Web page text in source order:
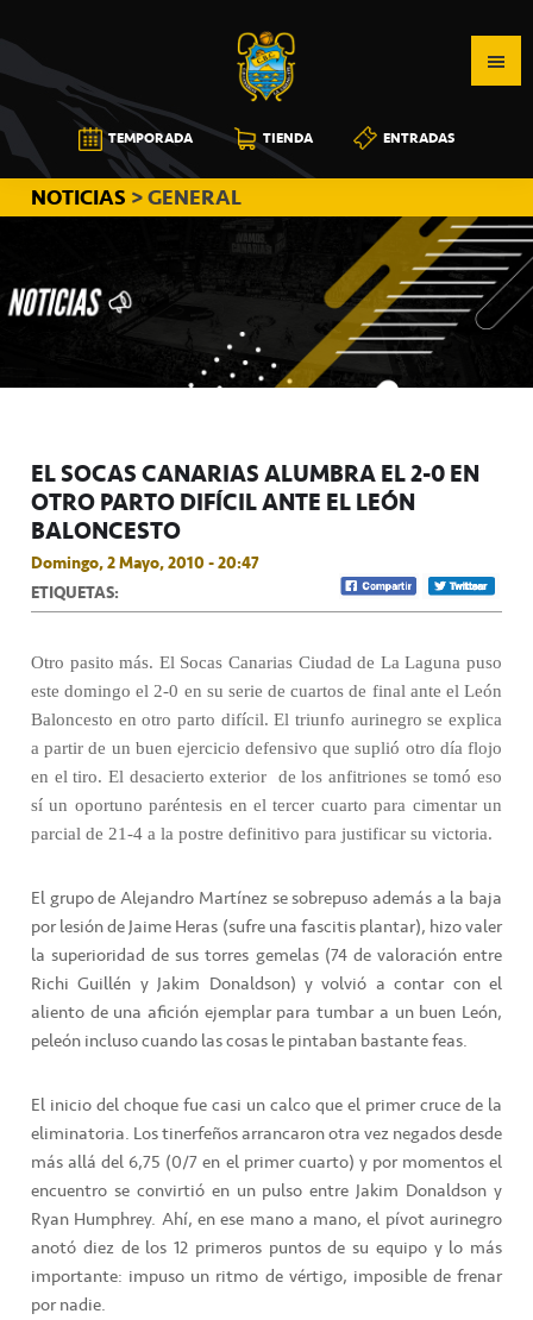
a
la
navegación
principal
al
contenido
principal
a
la
barra
lateral
principal
CB
CANARIAS
TEMPORADA TIENDA ENTRADAS
NOTICIAS > GENERAL
EL SOCAS CANARIAS ALUMBRA EL 2-0 EN
OTRO PARTO DIFÍCIL ANTE EL LEÓN
BALONCESTO
Domingo, 2 Mayo, 2010 - 20:47
ETIQUETAS:
Otro pasito más. El Socas Canarias Ciudad de La Laguna puso
este domingo el 2-0 en su serie de cuartos de final ante el León
Baloncesto en otro parto difícil. El triunfo aurinegro se explica
a partir de un buen ejercicio defensivo que suplió otro día flojo
en el tiro. El desacierto exterior de los anfitriones se tomó eso
sí un oportuno paréntesis en el tercer cuarto para cimentar un
parcial de 21-4 a la postre definitivo para justificar su victoria.
El grupo de Alejandro Martínez se sobrepuso además a la baja
por lesión de Jaime Heras (sufre una fascitis plantar), hizo valer
la superioridad de sus torres gemelas (74 de valoración entre
Richi Guillén y Jakim Donaldson) y volvió a contar con el
aliento de una afición ejemplar para tumbar a un buen León,
peleón incluso cuando las cosas le pintaban bastante feas.
El inicio del choque fue casi un calco que el primer cruce de la
eliminatoria. Los tinerfeños arrancaron otra vez negados desde
más allá del 6,75 (0/7 en el primer cuarto) y por momentos el
encuentro se convirtió en un pulso entre Jakim Donaldson y
Ryan Humphrey. Ahí, en ese mano a mano, el pívot aurinegro
anotó diez de los 12 primeros puntos de su equipo y lo más
importante: impuso un ritmo de vértigo, imposible de frenar
por nadie.